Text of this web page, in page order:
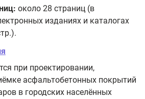
около 28 страниц (в
изданиях и каталогах
при проектировании,
асфальтобетонных покрытий
в городских населённых